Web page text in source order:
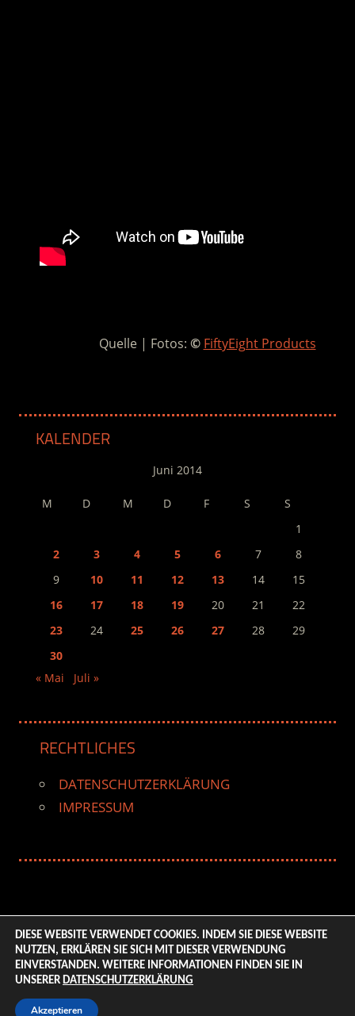
Quelle | Fotos: © FiftyEight Products
KALENDER
Juni 2014
M D M D F S
S
1
2
3 4 5 6 7
8
9
10 11 12 13 14
15
16
17 18 19 20 21
22
23
24 25 26 27 28
29
30
« Mai
Juli »
RECHTLICHES
DATENSCHUTZERKLÄRUNG
IMPRESSUM
© 2026 ENTERTAINMENT BASE – Life & Style Magazine.
All Rights Reserved. | Based on
DIESE WEBSITE VERWENDET COOKIES. INDEM SIE DIESE WEBSITE
NUTZEN, ERKLÄREN SIE SICH MIT DIESER VERWENDUNG
EINVERSTANDEN. WEITERE INFORMATIONEN FINDEN SIE IN
UNSERER DATENSCHUTZERKLÄRUNG
Akzeptieren